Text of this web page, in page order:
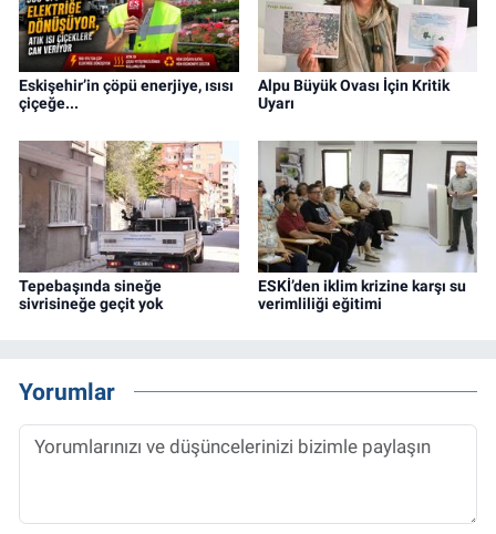
Eskişehir’in çöpü enerjiye, ısısı
çiçeğe...
Alpu Büyük Ovası İçin Kritik
Uyarı
Tepebaşında sineğe
sivrisineğe geçit yok
ESKİ’den iklim krizine karşı su
verimliliği eğitimi
Yorumlar